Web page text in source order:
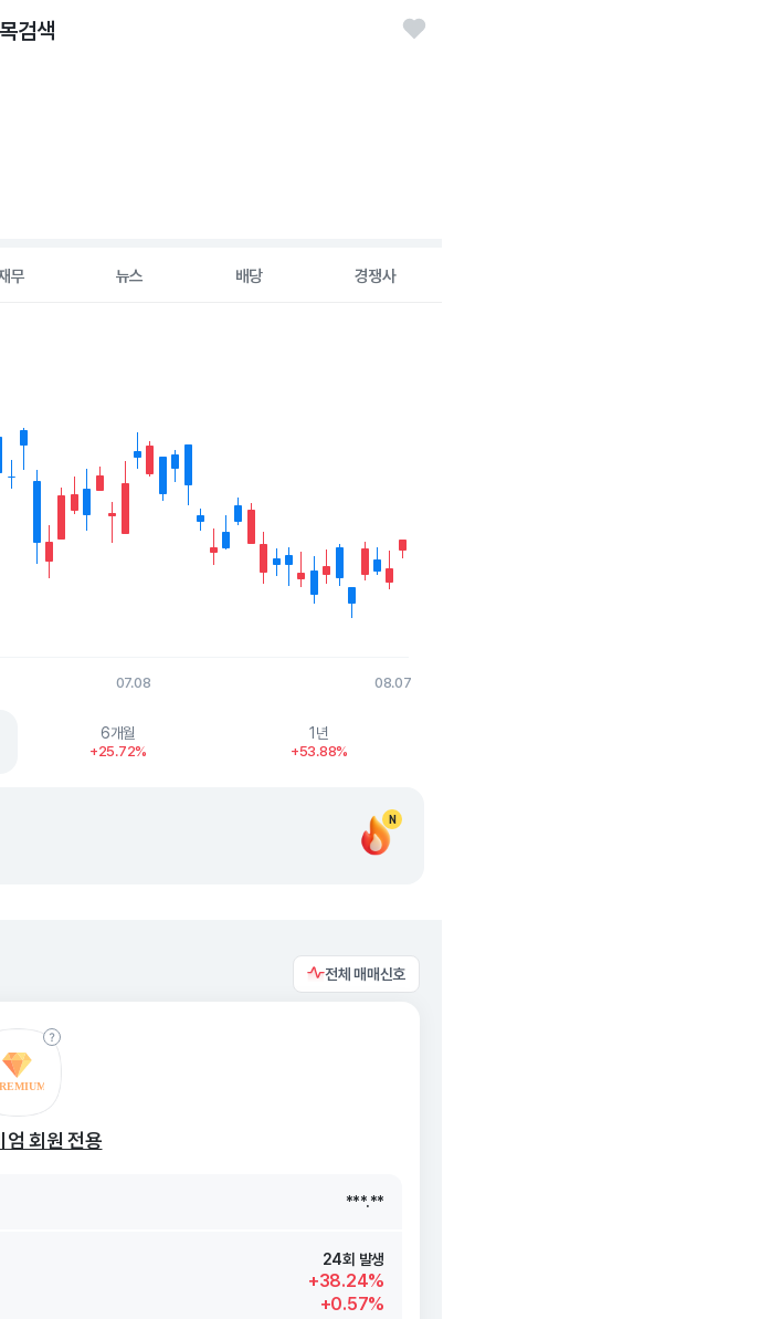
검색
무 뉴스 배당 경쟁사
2026-05-11 00:00:00 to 2026-08-07 00:00:00.
264.81 to 334.03.
07.08 08.07
6개월
+25.72%
1년
+53.88%
N
전체 매매신호
엄 회원 전용
***.**
***.**
24회 발생
+38.24%
+0.57%